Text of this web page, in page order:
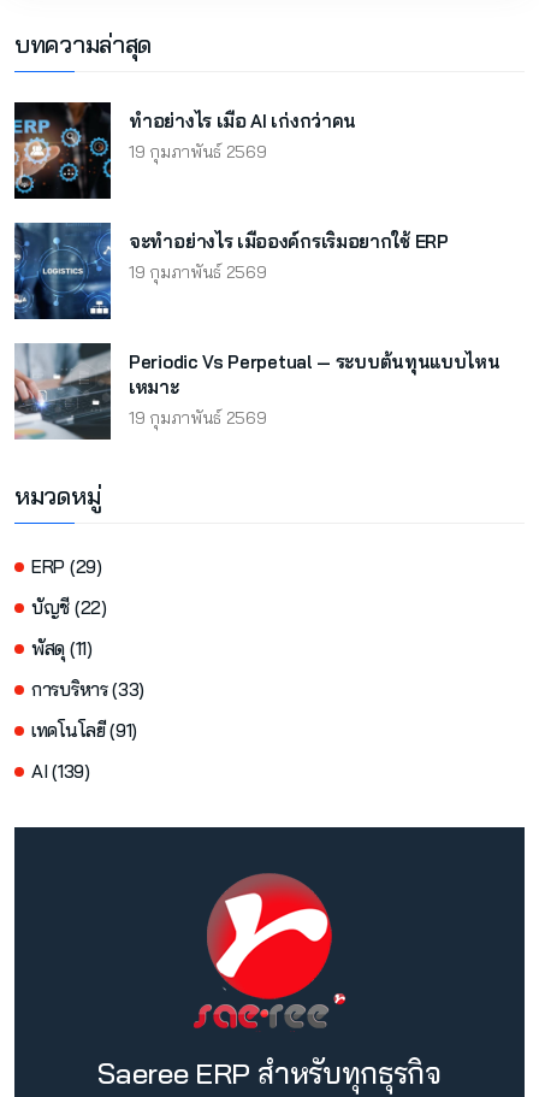
บทความล่าสุด
ทำอย่างไร เมื่อ AI เก่งกว่าคน
19 กุมภาพันธ์ 2569
จะทำอย่างไร เมื่อองค์กรเริ่มอยากใช้ ERP
19 กุมภาพันธ์ 2569
Periodic Vs Perpetual — ระบบต้นทุนแบบไหน
เหมาะ
19 กุมภาพันธ์ 2569
หมวดหมู่
ERP (29)
บัญชี (22)
พัสดุ (11)
การบริหาร (33)
เทคโนโลยี (91)
AI (139)
Saeree ERP สำหรับทุกธุรกิจ